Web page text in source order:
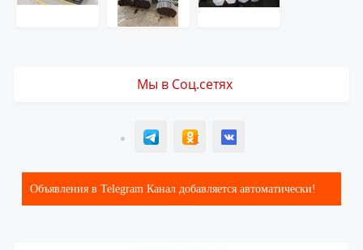
Мы в Соц.сетях
T ОК ВК
Объявления в Telegram Канал добавляется автоматически!